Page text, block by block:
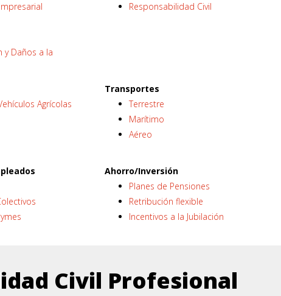
y Daños a la
Responsabilidad Civil
Agrícolas
Transportes
Terrestre
Marítimo
Aéreo
Ahorro/Inversión
Planes de Pensiones
Retribución flexible
Incentivos a la Jubilación
Civil Profesional